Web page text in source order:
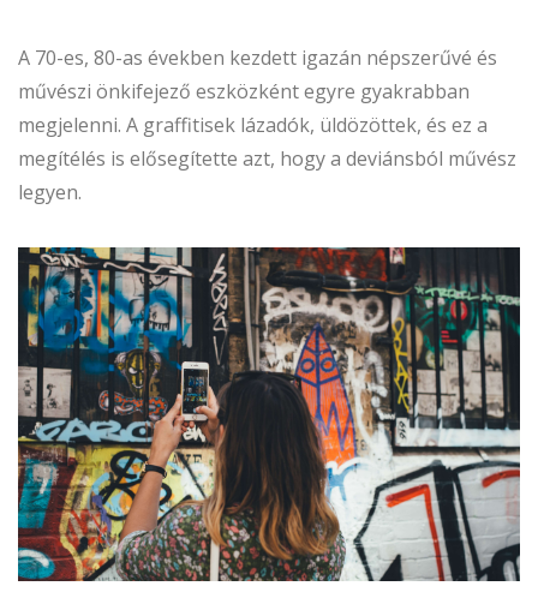
A 70-es, 80-as években kezdett igazán népszerűvé és
művészi önkifejező eszközként egyre gyakrabban
megjelenni. A graffitisek lázadók, üldözöttek, és ez a
megítélés is elősegítette azt, hogy a deviánsból művész
legyen.